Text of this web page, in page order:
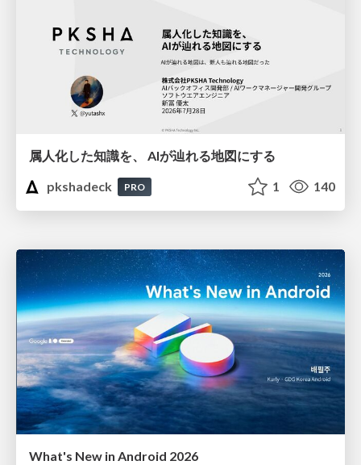
属人化した知識を、 AIが辿れる地図にする
pkshadeck
PRO 1 140
What's New in Android 2026